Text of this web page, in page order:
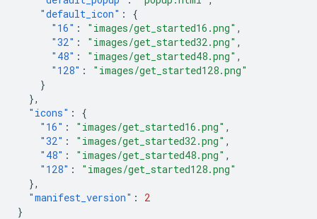
"default_icon" :
{
"16" : "images/get_started16.png" ,
"32" : "images/get_started32.png" ,
"48" : "images/get_started48.png" ,
"128" :
"images/get_started128.png"
}
},
"icons" :
{
"16" : "images/get_started16.png" ,
"32" : "images/get_started32.png" ,
"48" : "images/get_started48.png" ,
"128" :
"images/get_started128.png"
},
"manifest_version" :
2
}